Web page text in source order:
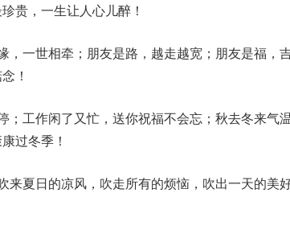
贵，一生让人心儿醉！
，一世相牵；朋友是路，越走越宽；朋友是福，
！
；工作闲了又忙，送你祝福不会忘；秋去冬来气
过冬季！
来夏日的凉风，吹走所有的烦恼，吹出一天的美